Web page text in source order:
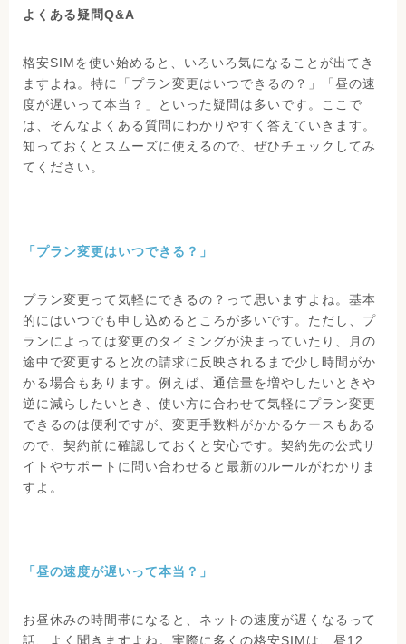
よくある疑問Q&A
格安SIMを使い始めると、いろいろ気になることが出てき
ますよね。特に「プラン変更はいつできるの？」「昼の速
度が遅いって本当？」といった疑問は多いです。ここで
は、そんなよくある質問にわかりやすく答えていきます。
知っておくとスムーズに使えるので、ぜひチェックしてみ
てください。
「プラン変更はいつできる？」
プラン変更って気軽にできるの？って思いますよね。基本
的にはいつでも申し込めるところが多いです。ただし、プ
ランによっては変更のタイミングが決まっていたり、月の
途中で変更すると次の請求に反映されるまで少し時間がか
かる場合もあります。例えば、通信量を増やしたいときや
逆に減らしたいとき、使い方に合わせて気軽にプラン変更
できるのは便利ですが、変更手数料がかかるケースもある
ので、契約前に確認しておくと安心です。契約先の公式サ
イトやサポートに問い合わせると最新のルールがわかりま
すよ。
「昼の速度が遅いって本当？」
お昼休みの時間帯になると、ネットの速度が遅くなるって
話、よく聞きますよね。実際に多くの格安SIMは、昼12